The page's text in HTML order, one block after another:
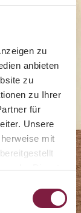
zu
anbieten
zu
zu Ihrer
für
Unsere
mit
der Dienste